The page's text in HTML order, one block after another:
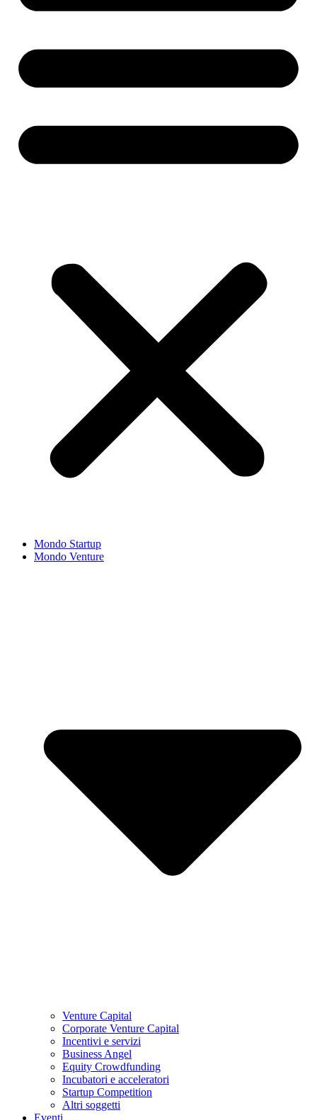
Mondo Startup
Mondo Venture
Venture Capital
Corporate Venture Capital
Incentivi e servizi
Business Angel
Equity Crowdfunding
Incubatori e acceleratori
Startup Competition
Altri soggetti